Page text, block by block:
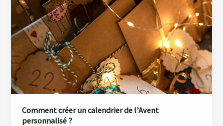
Comment créer un calendrier de l’Avent
personnalisé ?
un
calendrier
de
l’Avent
personnalisé ?